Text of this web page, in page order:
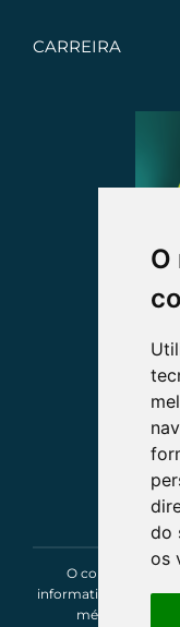
O
do
os
CARREIRA
O conteúdo
informativo e de
médico, de